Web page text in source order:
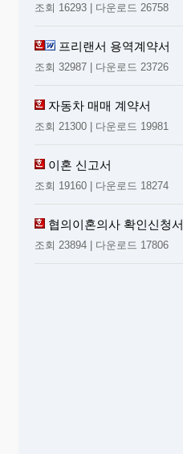
조회 16293 | 다운로드 26758
프리랜서 용역계약서
조회 32987 | 다운로드 23726
자동차 매매 계약서
조회 21300 | 다운로드 19981
이혼 신고서
조회 19160 | 다운로드 18274
협의이혼의사 확인신청서
조회 23894 | 다운로드 17806